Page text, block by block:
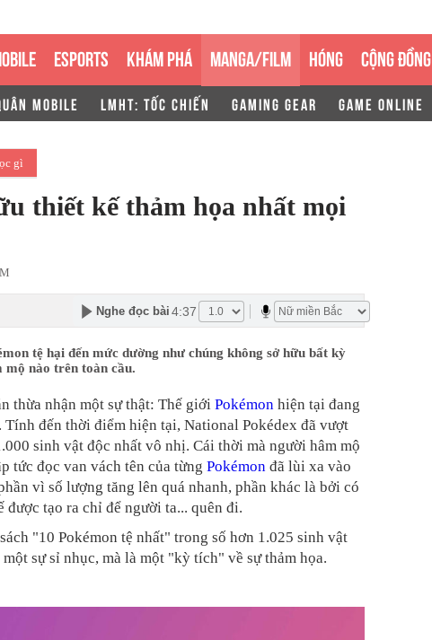
ESPORTS KHÁM PHÁ MANGA/FILM HÓNG CỘNG ĐỒNG
MOBILE LMHT: TỐC CHIẾN GAMING GEAR GAME ONLINE
gì
thiết kế thảm họa nhất mọi
Nghe đọc bài 4:37
tệ hại đến mức dường như chúng không sở hữu bất kỳ
mộ nào trên toàn cầu.
thừa nhận một sự thật: Thế giới Pokémon hiện tại đang
Tính đến thời điểm hiện tại, National Pokédex đã vượt
sinh vật độc nhất vô nhị. Cái thời mà người hâm mộ
tức đọc van vách tên của từng Pokémon đã lùi xa vào
vì số lượng tăng lên quá nhanh, phần khác là bởi có
được tạo ra chỉ để người ta... quên đi.
"10 Pokémon tệ nhất" trong số hơn 1.025 sinh vật
sự sỉ nhục, mà là một "kỳ tích" về sự thảm họa.